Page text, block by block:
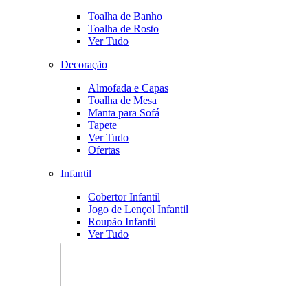
Toalha de Banho
Toalha de Rosto
Ver Tudo
Decoração
Almofada e Capas
Toalha de Mesa
Manta para Sofá
Tapete
Ver Tudo
Ofertas
Infantil
Cobertor Infantil
Jogo de Lençol Infantil
Roupão Infantil
Ver Tudo